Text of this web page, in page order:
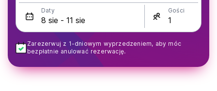
Daty Gości
Zarezerwuj z 1-dniowym wyprzedzeniem, aby móc
bezpłatnie anulować rezerwację.